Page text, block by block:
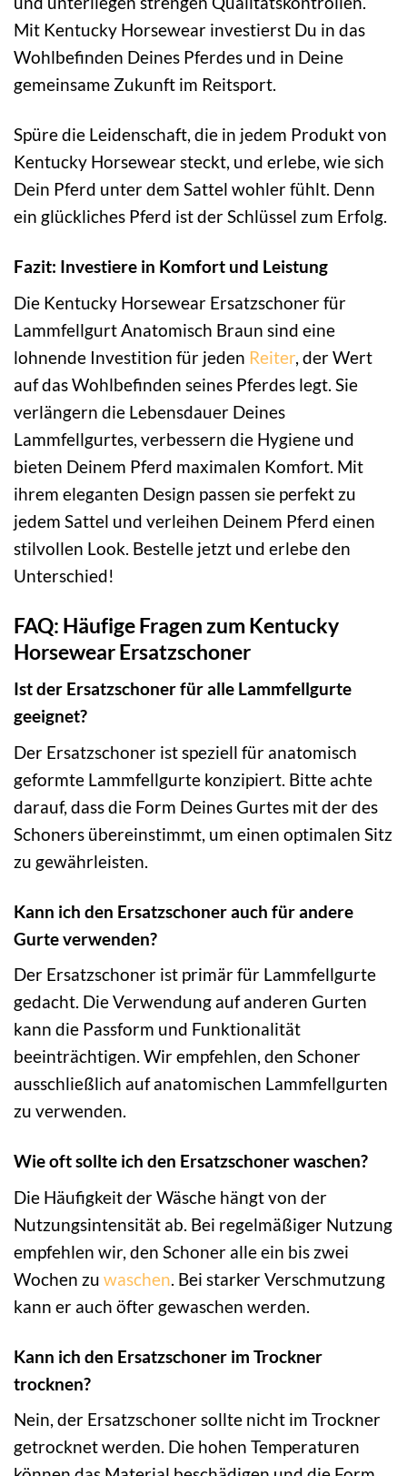
Mit Kentucky Horsewear investierst Du in das
Wohlbefinden Deines Pferdes und in Deine
gemeinsame Zukunft im Reitsport.
Spüre die Leidenschaft, die in jedem Produkt von
Kentucky Horsewear steckt, und erlebe, wie sich
Dein Pferd unter dem Sattel wohler fühlt. Denn
ein glückliches Pferd ist der Schlüssel zum Erfolg.
Fazit: Investiere in Komfort und Leistung
Die Kentucky Horsewear Ersatzschoner für
Lammfellgurt Anatomisch Braun sind eine
lohnende Investition für jeden Reiter, der Wert
auf das Wohlbefinden seines Pferdes legt. Sie
verlängern die Lebensdauer Deines
Lammfellgurtes, verbessern die Hygiene und
bieten Deinem Pferd maximalen Komfort. Mit
ihrem eleganten Design passen sie perfekt zu
jedem Sattel und verleihen Deinem Pferd einen
stilvollen Look. Bestelle jetzt und erlebe den
Unterschied!
FAQ: Häufige Fragen zum Kentucky
Horsewear Ersatzschoner
Ist der Ersatzschoner für alle Lammfellgurte
geeignet?
Der Ersatzschoner ist speziell für anatomisch
geformte Lammfellgurte konzipiert. Bitte achte
darauf, dass die Form Deines Gurtes mit der des
Schoners übereinstimmt, um einen optimalen Sitz
zu gewährleisten.
Kann ich den Ersatzschoner auch für andere
Gurte verwenden?
Der Ersatzschoner ist primär für Lammfellgurte
gedacht. Die Verwendung auf anderen Gurten
kann die Passform und Funktionalität
beeinträchtigen. Wir empfehlen, den Schoner
ausschließlich auf anatomischen Lammfellgurten
zu verwenden.
Wie oft sollte ich den Ersatzschoner waschen?
Die Häufigkeit der Wäsche hängt von der
Nutzungsintensität ab. Bei regelmäßiger Nutzung
empfehlen wir, den Schoner alle ein bis zwei
Wochen zu waschen. Bei starker Verschmutzung
kann er auch öfter gewaschen werden.
Kann ich den Ersatzschoner im Trockner
trocknen?
Nein, der Ersatzschoner sollte nicht im Trockner
getrocknet werden. Die hohen Temperaturen